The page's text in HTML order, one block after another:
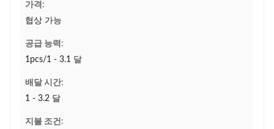
가격:
협상 가능
공급 능력:
1pcs/1 - 3.1 달
배달 시간:
1 - 3.2 달
지불 조건: